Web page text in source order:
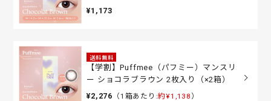
¥1,173
送料無料
【学割】Puffmee（パフミー）マンスリ
ー ショコラブラウン 2枚入り（×2箱）
¥2,276 （1箱あたり:約¥1,138 ）